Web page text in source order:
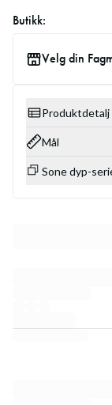
Butikk:
Velg din
Produktdetalj
Mål
Sone dyp-